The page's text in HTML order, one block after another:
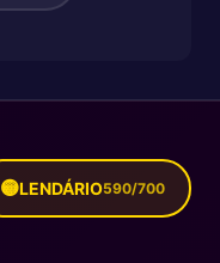
🟡LENDÁRIO590/700